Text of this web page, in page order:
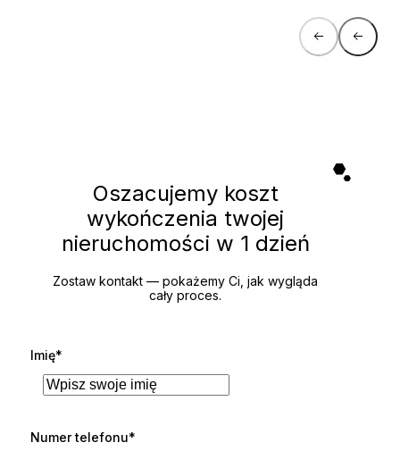
Oszacujemy koszt
wykończenia twojej
nieruchomości w 1 dzień
Zostaw kontakt — pokażemy Ci, jak wygląda
cały proces.
Imię*
Numer telefonu*